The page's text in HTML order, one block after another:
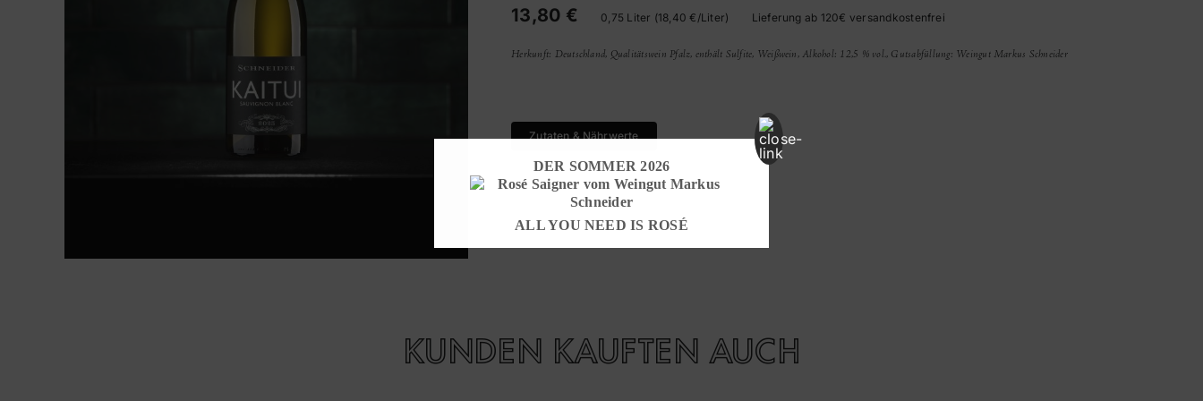
13,80 € 0,75 Liter (18,40 €/Liter) Lieferung ab 120€ versandkostenfrei
Herkunft: Deutschland, Qualitätswein Pfalz, enthält Sulfite, Weißwein, Alkohol: 12,5 % vol., Gutsabfüllung: Weingut Markus Schneider
Zutaten & Nährwerte
KUNDEN KAUFTEN AUCH
DER SOMMER 2026
ALL YOU NEED IS ROSÉ